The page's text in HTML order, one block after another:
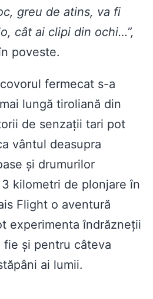
greu de atins, va fi
cât ai clipi din ochi…”,
poveste.
fermecat s-a
lungă tiroliană din
de senzații tari pot
vântul deasupra
și drumurilor
kilometri de plonjare în
Flight o aventură
experimenta îndrăzneții
fie și pentru câteva
ai lumii.